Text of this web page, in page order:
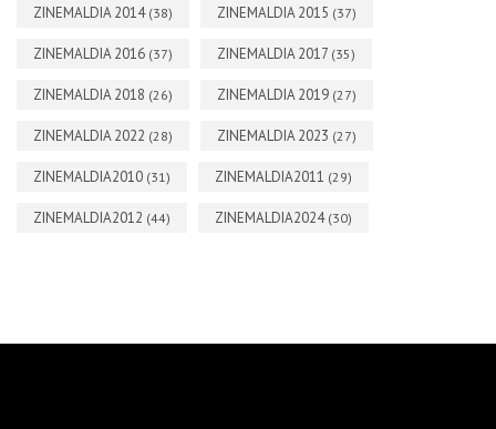
ZINEMALDIA 2014 (38) ZINEMALDIA 2015 (37)
ZINEMALDIA 2016 (37) ZINEMALDIA 2017 (35)
ZINEMALDIA 2018 (26) ZINEMALDIA 2019 (27)
ZINEMALDIA 2022 (28) ZINEMALDIA 2023 (27)
ZINEMALDIA2010 (31) ZINEMALDIA2011 (29)
ZINEMALDIA2012 (44) ZINEMALDIA2024 (30)